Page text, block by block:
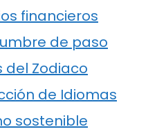
financieros
de paso
del Zodiaco
de Idiomas
sostenible